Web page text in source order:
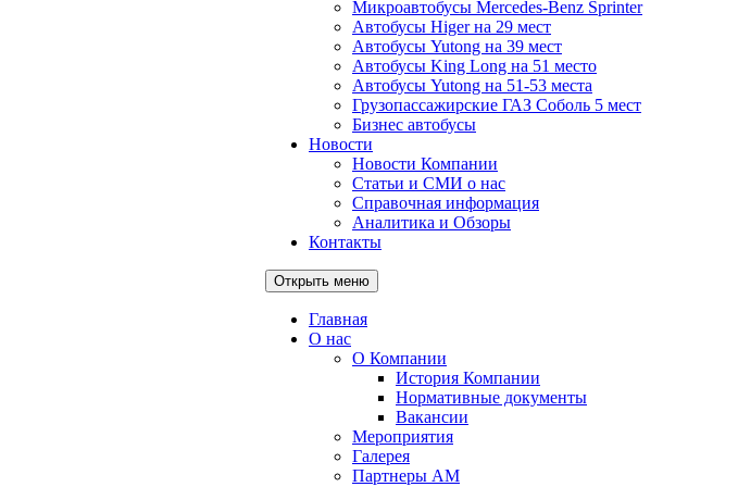
Микроавтобусы Mercedes-Benz Sprinter
Автобусы Higer на 29 мест
Автобусы Yutong на 39 мест
Автобусы King Long на 51 место
Автобусы Yutong на 51-53 места
Грузопассажирские ГАЗ Соболь 5 мест
Бизнес автобусы
Новости
Новости Компании
Статьи и СМИ о нас
Справочная информация
Аналитика и Обзоры
Контакты
Открыть меню
Главная
О нас
О Компании
История Компании
Нормативные документы
Вакансии
Мероприятия
Галерея
Партнеры АМ